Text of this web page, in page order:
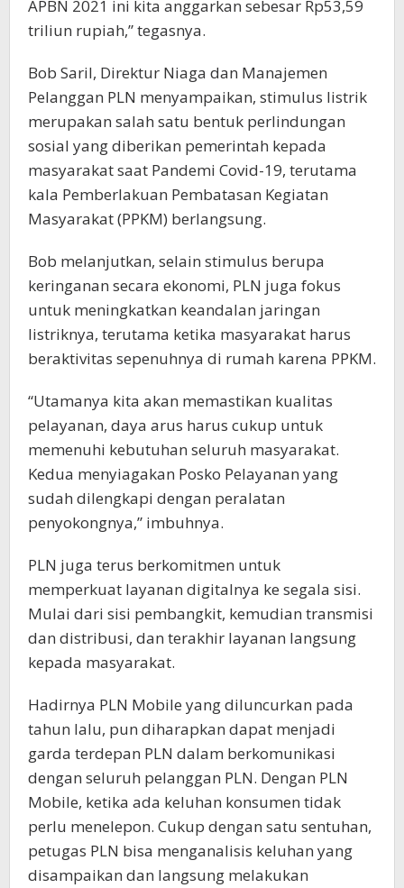
APBN 2021 ini kita anggarkan sebesar Rp53,59
triliun rupiah,” tegasnya.
Bob Saril, Direktur Niaga dan Manajemen
Pelanggan PLN menyampaikan, stimulus listrik
merupakan salah satu bentuk perlindungan
sosial yang diberikan pemerintah kepada
masyarakat saat Pandemi Covid-19, terutama
kala Pemberlakuan Pembatasan Kegiatan
Masyarakat (PPKM) berlangsung.
Bob melanjutkan, selain stimulus berupa
keringanan secara ekonomi, PLN juga fokus
untuk meningkatkan keandalan jaringan
listriknya, terutama ketika masyarakat harus
beraktivitas sepenuhnya di rumah karena PPKM.
“Utamanya kita akan memastikan kualitas
pelayanan, daya arus harus cukup untuk
memenuhi kebutuhan seluruh masyarakat.
Kedua menyiagakan Posko Pelayanan yang
sudah dilengkapi dengan peralatan
penyokongnya,” imbuhnya.
PLN juga terus berkomitmen untuk
memperkuat layanan digitalnya ke segala sisi.
Mulai dari sisi pembangkit, kemudian transmisi
dan distribusi, dan terakhir layanan langsung
kepada masyarakat.
Hadirnya PLN Mobile yang diluncurkan pada
tahun lalu, pun diharapkan dapat menjadi
garda terdepan PLN dalam berkomunikasi
dengan seluruh pelanggan PLN. Dengan PLN
Mobile, ketika ada keluhan konsumen tidak
perlu menelepon. Cukup dengan satu sentuhan,
petugas PLN bisa menganalisis keluhan yang
disampaikan dan langsung melakukan